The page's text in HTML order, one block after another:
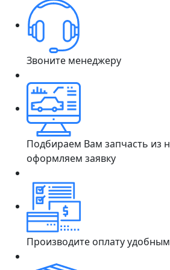
Звоните менеджеру
Подбираем Вам запчасть из
оформляем заявку
Производите оплату